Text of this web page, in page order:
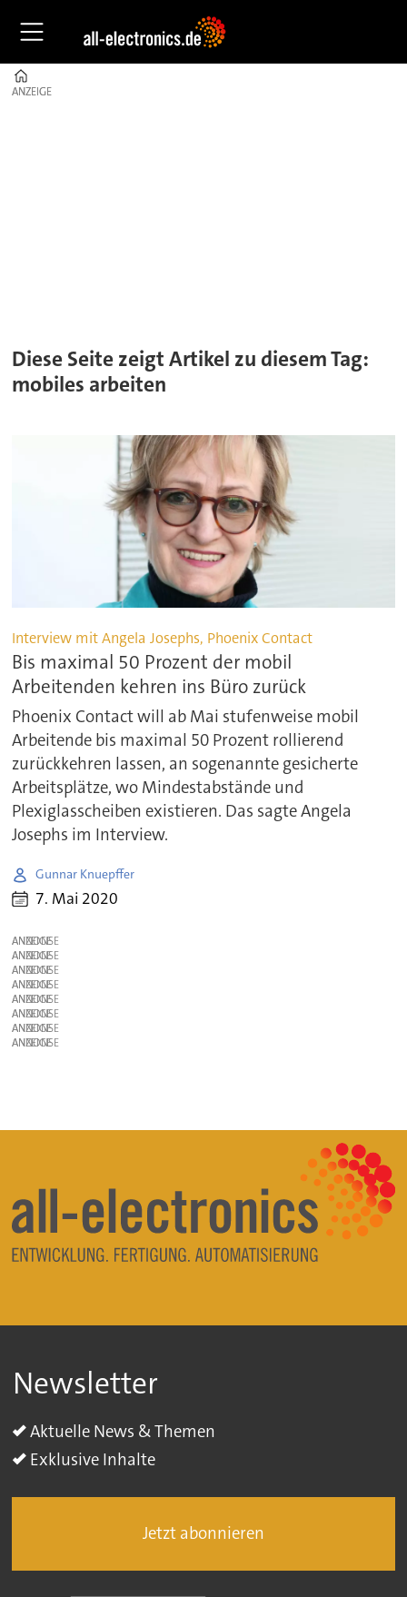
ANZEIGE
ANZEIGE
Diese Seite zeigt Artikel zu diesem Tag:
mobiles arbeiten
Interview mit Angela Josephs, Phoenix Contact
Bis maximal 50 Prozent der mobil
Arbeitenden kehren ins Büro zurück
Phoenix Contact will ab Mai stufenweise mobil
Arbeitende bis maximal 50 Prozent rollierend
zurückkehren lassen, an sogenannte gesicherte
Arbeitsplätze, wo Mindestabstände und
Plexiglasscheiben existieren. Das sagte Angela
Josephs im Interview.
Gunnar Knuepffer
7. Mai 2020
ANZEIGE
ANZEIGE
ANZEIGE
ANZEIGE
ANZEIGE
ANZEIGE
ANZEIGE
ANZEIGE
Newsletter
Aktuelle News & Themen
Exklusive Inhalte
Jetzt abonnieren